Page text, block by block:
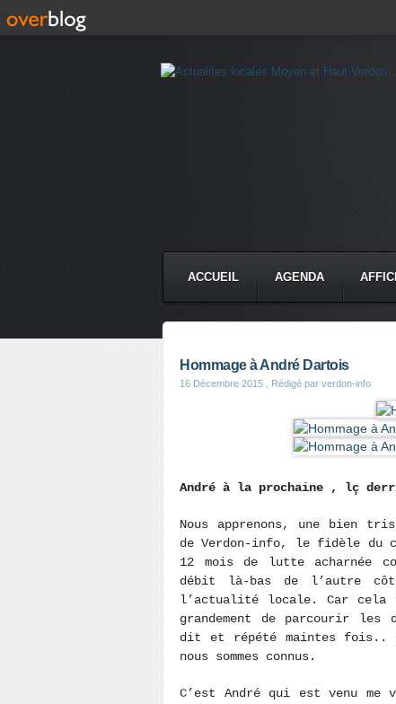
ACCUEIL AGENDA
Hommage à André Dartois
16 Décembre 2015 , Rédigé par verdon-info
André à la prochaine , lç
Nous apprenons, une bien
de Verdon-info, le fidèle du
12 mois de lutte acharnée
débit là-bas de l’autre
l’actualité locale. Car
grandement de parcourir
dit et répété maintes fois..
nous sommes connus.
C’est André qui est venu